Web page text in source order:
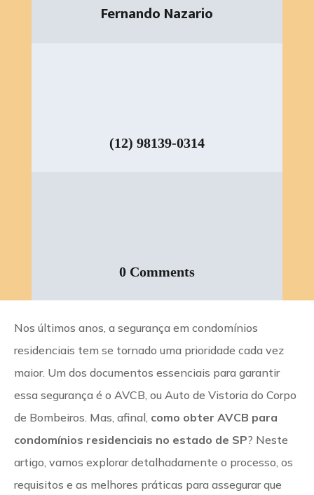
Fernando Nazario
(12) 98139-0314
0 Comments
Nos últimos anos, a segurança em condomínios
residenciais tem se tornado uma prioridade cada vez
maior. Um dos documentos essenciais para garantir
essa segurança é o AVCB, ou Auto de Vistoria do Corpo
de Bombeiros. Mas, afinal, como obter AVCB para
condomínios residenciais no estado de SP? Neste
artigo, vamos explorar detalhadamente o processo, os
requisitos e as melhores práticas para assegurar que